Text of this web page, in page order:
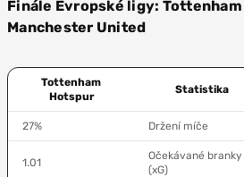
Finále Evropské ligy:
Manchester United
Tottenham
Hotspur
Statistika
27% Držení míče
1.01
Očekávané branky
(xG)